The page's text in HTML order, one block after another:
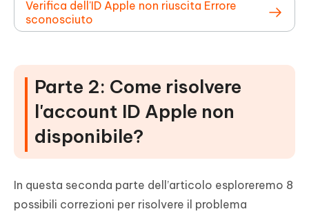
Verifica dell'ID Apple non riuscita Errore
sconosciuto
Parte 2: Come risolvere
l'account ID Apple non
disponibile?
In questa seconda parte dell’articolo esploreremo 8
possibili correzioni per risolvere il problema